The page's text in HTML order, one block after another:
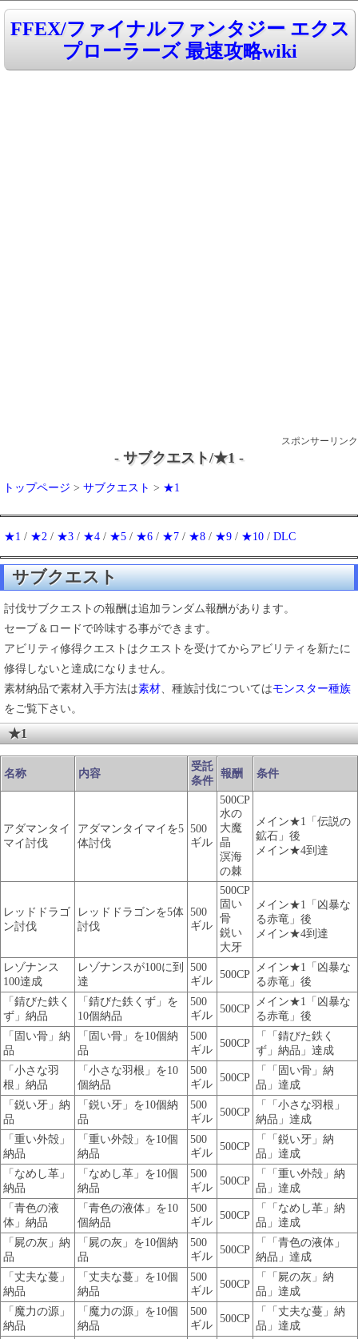
FFEX/ファイナルファンタジー エクス
プローラーズ 最速攻略wiki
スポンサーリンク
- サブクエスト/★1 -
トップページ > サブクエスト > ★1
★1 / ★2 / ★3 / ★4 / ★5 / ★6 / ★7 / ★8 / ★9 / ★10 / DLC
サブクエスト
討伐サブクエストの報酬は追加ランダム報酬があります。
セーブ＆ロードで吟味する事ができます。
アビリティ修得クエストはクエストを受けてからアビリティを新たに
修得しないと達成になりません。
素材納品で素材入手方法は素材、種族討伐についてはモンスター種族
をご覧下さい。
★1
名称 内容
受託
条件
報酬 条件
アダマンタイ
マイ討伐
アダマンタイマイを5
体討伐
500
ギル
500CP
水の
大魔
晶
溟海
の棘
メイン★1「伝説の
鉱石」後
メイン★4到達
レッドドラゴ
ン討伐
レッドドラゴンを5体
討伐
500
ギル
500CP
固い
骨
鋭い
大牙
メイン★1「凶暴な
る赤竜」後
メイン★4到達
レゾナンス
100達成
レゾナンスが100に到
達
500
ギル
500CP
メイン★1「凶暴な
る赤竜」後
「錆びた鉄く
ず」納品
「錆びた鉄くず」を
10個納品
500
ギル
500CP
メイン★1「凶暴な
る赤竜」後
「固い骨」納
品
「固い骨」を10個納
品
500
ギル
500CP
「「錆びた鉄く
ず」納品」達成
「小さな羽
根」納品
「小さな羽根」を10
個納品
500
ギル
500CP
「「固い骨」納
品」達成
「鋭い牙」納
品
「鋭い牙」を10個納
品
500
ギル
500CP
「「小さな羽根」
納品」達成
「重い外殻」
納品
「重い外殻」を10個
納品
500
ギル
500CP
「「鋭い牙」納
品」達成
「なめし革」
納品
「なめし革」を10個
納品
500
ギル
500CP
「「重い外殻」納
品」達成
「青色の液
体」納品
「青色の液体」を10
個納品
500
ギル
500CP
「「なめし革」納
品」達成
「屍の灰」納
品
「屍の灰」を10個納
品
500
ギル
500CP
「「青色の液体」
納品」達成
「丈夫な蔓」
納品
「丈夫な蔓」を10個
納品
500
ギル
500CP
「「屍の灰」納
品」達成
「魔力の源」
納品
「魔力の源」を10個
納品
500
ギル
500CP
「「丈夫な蔓」納
品」達成